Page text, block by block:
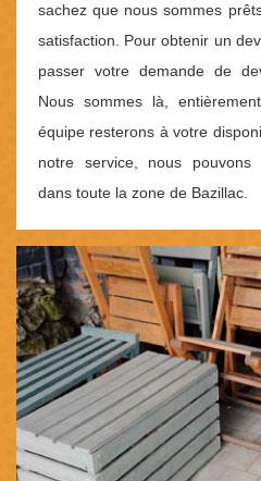
sachez que nous sommes
satisfaction. Pour obtenir un
passer votre demande de
Nous sommes là,
équipe resterons à votre
notre service, nous pouvons
dans toute la zone de Bazillac.